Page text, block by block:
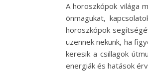
A horoszkópok világa
önmagukat,
horoszkópok
üzennek nekünk, ha
keresik a csillagok
energiák és hatások